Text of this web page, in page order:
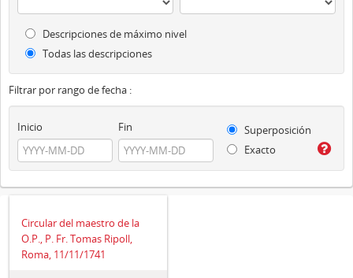
Descripciones de máximo nivel
Todas las descripciones
Filtrar por rango de fecha :
Inicio Fin
Superposición
Exacto
Circular del maestro de la
O.P., P. Fr. Tomas Ripoll,
Roma, 11/11/1741